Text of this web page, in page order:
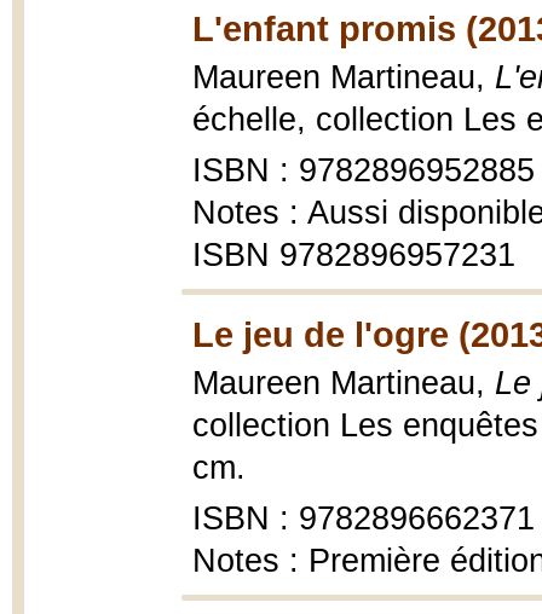
L'enfant promis
Maureen Martineau,
échelle, collection Les
ISBN : 9782896952885
Notes : Aussi
ISBN 9782896957231
Le jeu de l'ogre
Maureen Martineau, Le
collection Les
cm.
ISBN : 9782896662371
Notes : Première